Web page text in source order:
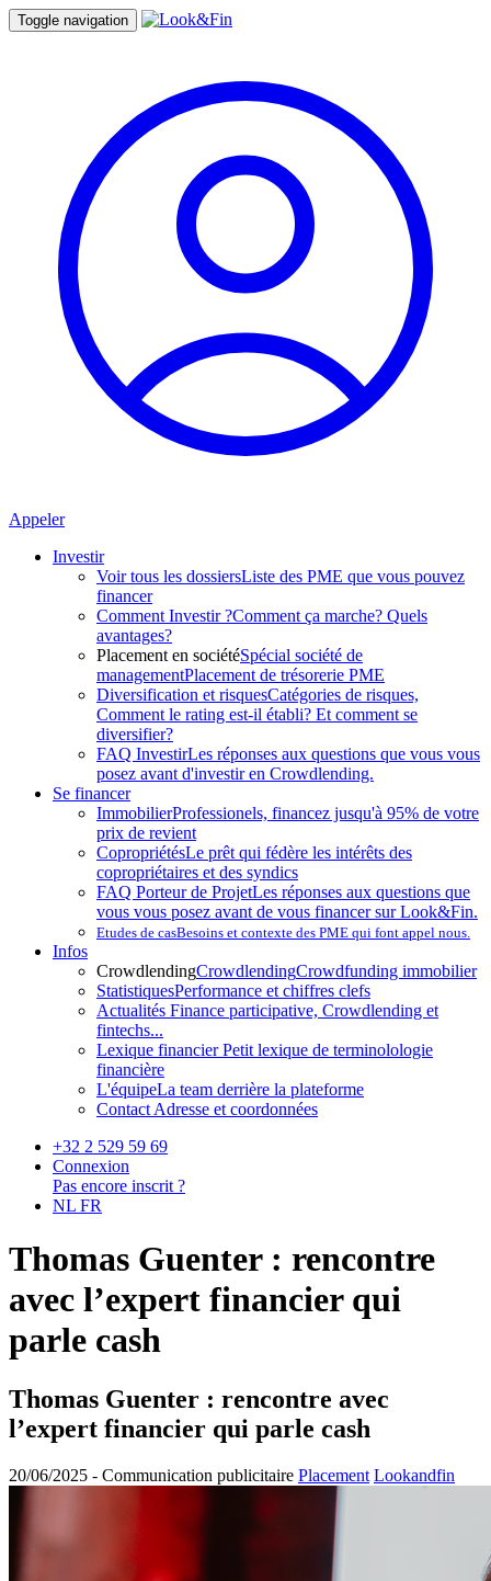
Toggle navigation
Appeler
Investir
Voir tous les dossiersListe des PME que vous pouvez
financer
Comment Investir ?Comment ça marche? Quels
avantages?
Placement en sociétéSpécial société de
managementPlacement de trésorerie PME
Diversification et risquesCatégories de risques,
Comment le rating est-il établi? Et comment se
diversifier?
FAQ InvestirLes réponses aux questions que vous vous
posez avant d'investir en Crowdlending.
Se financer
ImmobilierProfessionels, financez jusqu'à 95% de votre
prix de revient
CopropriétésLe prêt qui fédère les intérêts des
copropriétaires et des syndics
FAQ Porteur de ProjetLes réponses aux questions que
vous vous posez avant de vous financer sur Look&Fin.
Etudes de casBesoins et contexte des PME qui font appel nous.
Infos
CrowdlendingCrowdlendingCrowdfunding immobilier
StatistiquesPerformance et chiffres clefs
Actualités Finance participative, Crowdlending et
fintechs...
Lexique financierPetit lexique de terminolologie
financière
L'équipeLa team derrière la plateforme
Contact Adresse et coordonnées
+32 2 529 59 69
Connexion
Pas encore inscrit ?
NL FR
Thomas Guenter : rencontre
avec l’expert financier qui
parle cash
Thomas Guenter : rencontre avec
l’expert financier qui parle cash
20/06/2025 - Communication publicitaire Placement Lookandfin